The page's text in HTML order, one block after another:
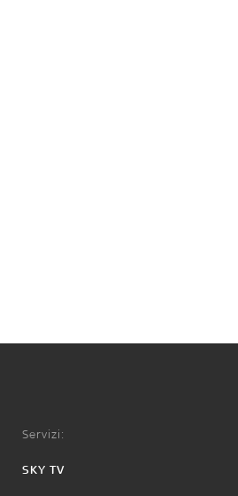
Servizi:
SKY TV